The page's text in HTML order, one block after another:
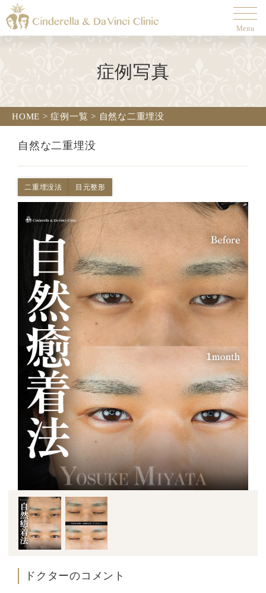
Menu
症例写真
HOME >症例一覧 > 自然な二重埋没
自然な二重埋没
二重埋没法 目元整形
ドクターのコメント